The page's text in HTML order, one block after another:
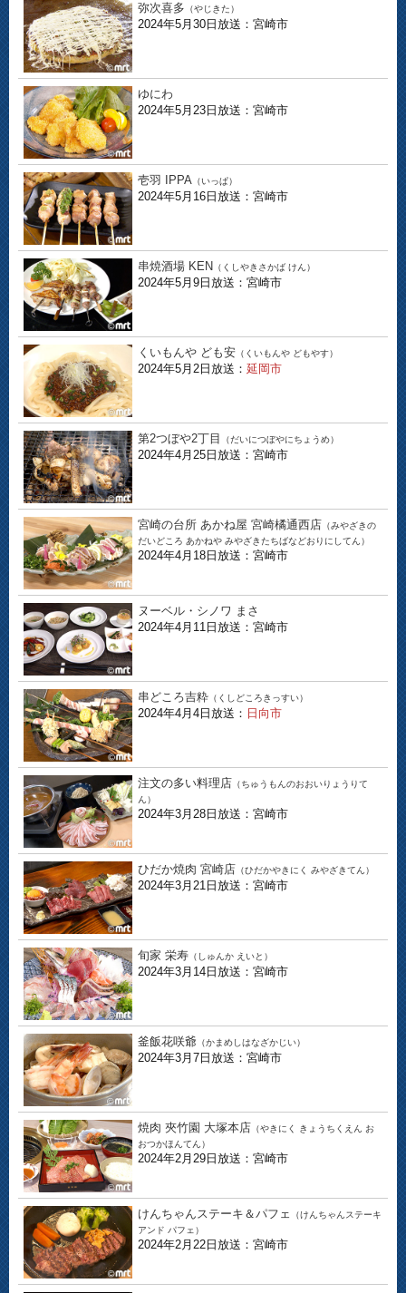
弥次喜多 （やじきた）
2024年5月30日放送：宮崎市
ゆにわ
2024年5月23日放送：宮崎市
壱羽 IPPA （いっぱ）
2024年5月16日放送：宮崎市
串焼酒場 KEN （くしやきさかば けん）
2024年5月9日放送：宮崎市
くいもんや ども安 （くいもんや どもやす）
2024年5月2日放送： 延岡市
第2つぼや2丁目 （だいにつぼやにちょうめ）
2024年4月25日放送：宮崎市
宮崎の台所 あかね屋 宮崎橘通西店 （みやざきの
だいどころ あかねや みやざきたちばなどおりにしてん）
2024年4月18日放送：宮崎市
ヌーベル・シノワ まさ
2024年4月11日放送：宮崎市
串どころ吉粋 （くしどころきっすい）
2024年4月4日放送： 日向市
注文の多い料理店 （ちゅうもんのおおいりょうりて
ん）
2024年3月28日放送：宮崎市
ひだか焼肉 宮崎店 （ひだかやきにく みやざきてん）
2024年3月21日放送：宮崎市
旬家 栄寿 （しゅんか えいと）
2024年3月14日放送：宮崎市
釜飯花咲爺 （かまめしはなざかじい）
2024年3月7日放送：宮崎市
焼肉 夾竹園 大塚本店 （やきにく きょうちくえん お
おつかほんてん）
2024年2月29日放送：宮崎市
けんちゃんステーキ＆パフェ
（けんちゃんステーキ
アンド パフェ）
2024年2月22日放送：宮崎市